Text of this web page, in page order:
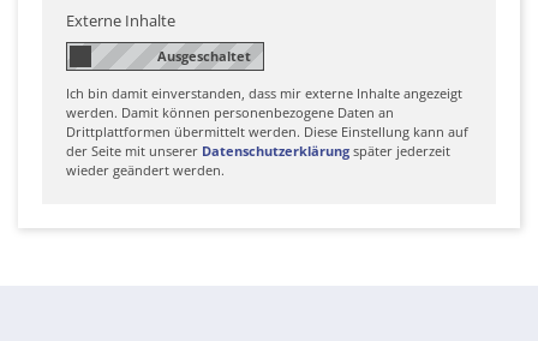
Externe Inhalte
Ich bin damit einverstanden, dass mir externe Inhalte angezeigt
werden. Damit können personenbezogene Daten an
Drittplattformen übermittelt werden. Diese Einstellung kann auf
der Seite mit unserer Datenschutzerklärung später jederzeit
wieder geändert werden.